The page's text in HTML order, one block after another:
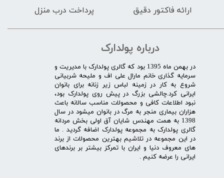
ارائه فاکتور دقیق پرداخت درب منزل
درباره پولدارک
در بهمن ماه 1395 بود که گالری پولدارک با مدیریت و
سرمایه گذاری خانم مارال علی اف و ملیحه شربیانی
شروع به کار در زمینه لباس زیر زنانه برای بانوان
ایرانی کرد.چالشی بزرگ در پیش روی پولدارک بود،
نبود اطلاعات کافی و محصولات مناسب سالانه باعث
هزاران بیماری منجر به مرگ در بانوان میشود در سال
1398 به همت مهندس شایان آق اولی بخش مردانه
گالری پولدارک به مجموعه پولدارک اضافه گردید . ما
در این مجموعه در تلاشیم بهترین محصولات از برند
های معروف دنیا و ایران با تمرکز بیشتر بر برندهای
ایرانی را عرضه کنیم .​​​​​​​